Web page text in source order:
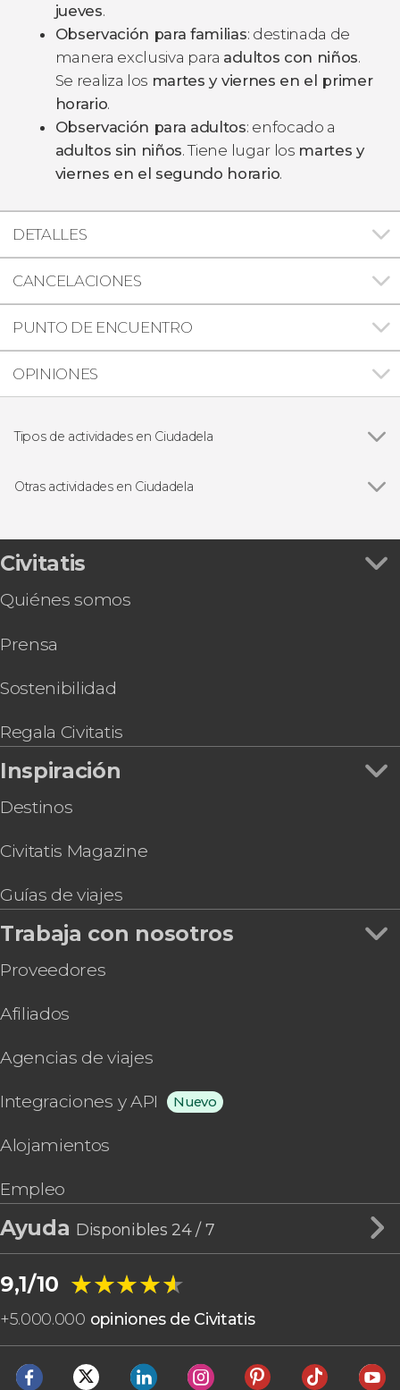
jueves.
Observación para familias: destinada de
manera exclusiva para adultos con niños.
Se realiza los martes y viernes en el primer
horario.
Observación para adultos: enfocado a
adultos sin niños. Tiene lugar los martes y
viernes en el segundo horario.
DETALLES
CANCELACIONES
PUNTO DE ENCUENTRO
OPINIONES
Tipos de actividades en Ciudadela
Otras actividades en Ciudadela
Free tour por Ciudadela
Entrada a Binissuès con demostración de
Entrada a Aquarock
Snorkel en Cala en Brut
Senderismo nocturno por las playas de La Vall
Civitatis
Quiénes somos
Prensa
Sostenibilidad
Regala Civitatis
Inspiración
Destinos
Civitatis Magazine
Guías de viajes
Trabaja con nosotros
Proveedores
Afiliados
Agencias de viajes
Integraciones y API Nuevo
Alojamientos
Empleo
Ayuda Disponibles 24 / 7
9,1/10 ★★★★★
★★★★★
+5.000.000 opiniones de Civitatis